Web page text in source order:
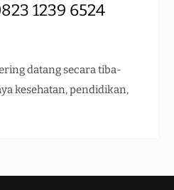
1239 6524
datang secara tiba-
kesehatan, pendidikan,